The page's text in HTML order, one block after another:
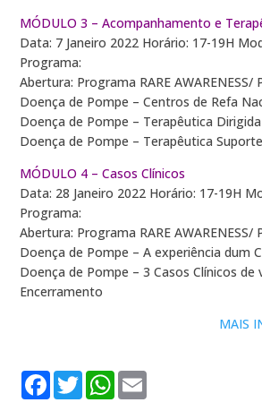
MÓDULO 3 – Acompanhamento e
Data: 7 Janeiro 2022 Horário: 17-19H
Programa:
Abertura: Programa RARE AWARENESS/
Doença de Pompe – Centros de Refa
Doença de Pompe – Terapêutica Dirigida
Doença de Pompe – Terapêutica
MÓDULO 4 – Casos Clínicos
Data: 28 Janeiro 2022 Horário: 17-19H
Programa:
Abertura: Programa RARE AWARENESS/
Doença de Pompe – A experiência dum
Doença de Pompe – 3 Casos Clínicos de
Encerramento
MAIS
F
a
T
w
W